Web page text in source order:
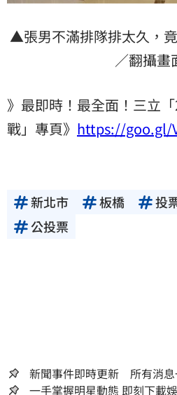
▲張男不滿排隊排太久，
／翻攝畫
》最即時！最全面！三立
戰」專頁》 https://goo.gl/
新北市 板橋 投
公投票
新聞事件即時更新 所有消息
一手掌握明星動態